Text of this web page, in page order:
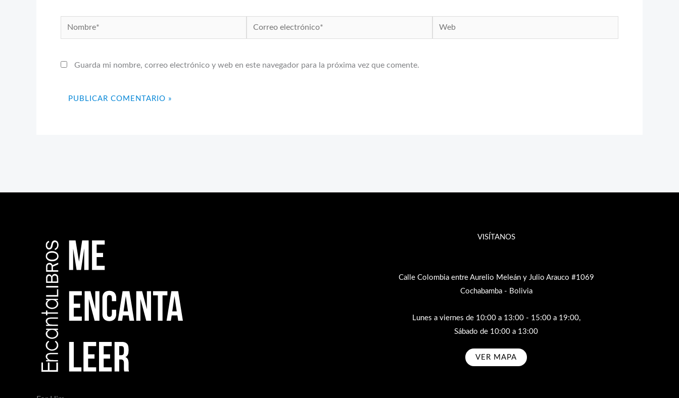
Nombre*
Correo
electrónico*
Web
Guarda mi nombre, correo electrónico y web en este navegador para la próxima vez que comente.
VISÍTANOS
Calle Colombia entre Aurelio Meleán y Julio Arauco #1069
Cochabamba - Bolivia
Lunes a viernes de 10:00 a 13:00 - 15:00 a 19:00,
Sábado de 10:00 a 13:00
VER MAPA